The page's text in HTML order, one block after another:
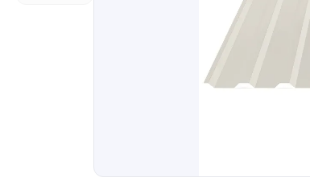
Профили для гипсокартона